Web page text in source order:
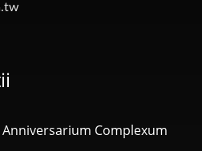
Complexum